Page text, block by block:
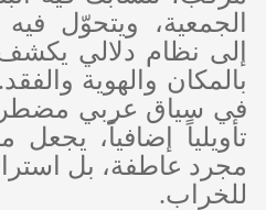
الجمعية، ويتحوّل
إلى نظام دلالي
بالمكان والهوية
في سياق عربي
تأويلياً إضافياً،
مجرد عاطفة، بل
للخراب.